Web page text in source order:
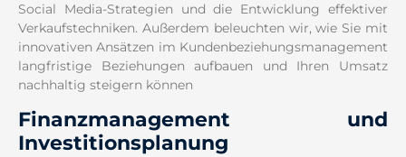
Social Media-Strategien und die Entwicklung effektiver
Verkaufstechniken. Außerdem beleuchten wir, wie Sie mit
innovativen Ansätzen im Kundenbeziehungsmanagement
langfristige Beziehungen aufbauen und Ihren Umsatz
nachhaltig steigern können
Finanzmanagement und
Investitionsplanung